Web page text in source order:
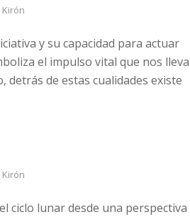
Kirón
y su capacidad para actuar
el impulso vital que nos lleva
detrás de estas cualidades existe
Kirón
ciclo lunar desde una perspectiva